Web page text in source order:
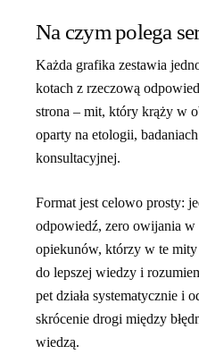
Na czym polega
Każda grafika zestawia
kotach z rzeczową
strona – mit, który krąży w
oparty na etologii,
konsultacyjnej.
Format jest celowo prosty:
odpowiedź, zero owijania w
opiekunów, którzy w te mity
do lepszej wiedzy i
pet działa systematycznie i
skrócenie drogi między
wiedzą.